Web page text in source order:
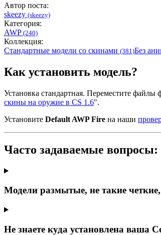
Автор поста:
skeezy (skeezy)
Категория:
AWP (240)
Коллекция:
Стандартные модели со скинами (381)Без
Как установить модель?
Установка стандартная. Переместите файлы
скины на оружие в CS 1.6".
Установите Default AWP Fire на наши
Часто задаваемые вопросы:
Модели размытые, не такие
Не знаете куда установлена ваша